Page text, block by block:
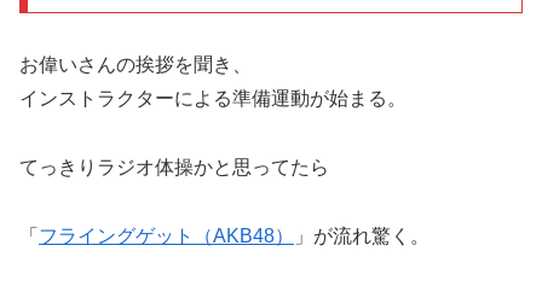
お偉いさんの挨拶を聞き、
インストラクターによる準備運動が始まる。
てっきりラジオ体操かと思ってたら
「 フライングゲット（AKB48） 」が流れ驚く。